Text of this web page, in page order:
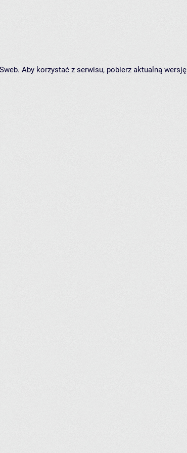
Aby korzystać z serwisu, pobierz aktualną wersję